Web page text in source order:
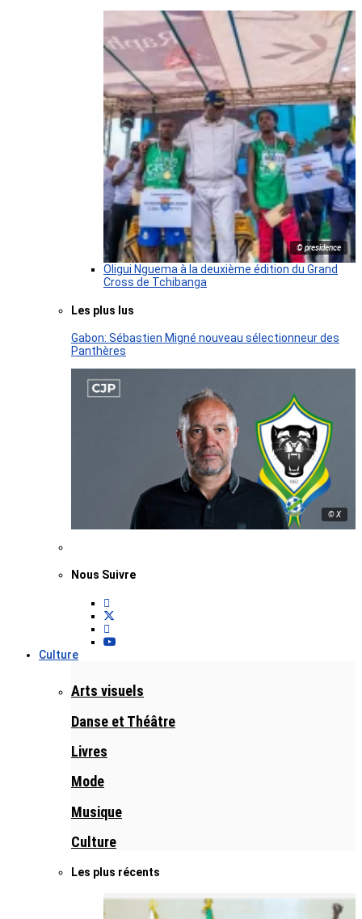
© presidence
Oligui Nguema à la deuxième édition du Grand
Cross de Tchibanga
Les plus lus
Gabon: Sébastien Migné nouveau sélectionneur des
Panthères
© X
Nous Suivre
Culture
Arts visuels
Danse et Théâtre
Livres
Mode
Musique
Culture
Les plus récents